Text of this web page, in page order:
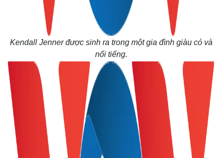
Tỷ giá
Chứng khoán
Giá cà phê
Kendall Jenner được sinh ra trong một gia đình giàu có và
nổi tiếng.